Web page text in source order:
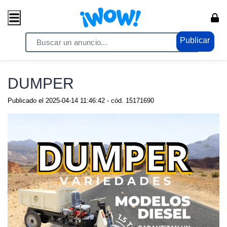
Publicar
/ Comercio / Consumo masivo
DUMPER
Publicado el 2025-04-14 11:46:42 - cód. 15171690